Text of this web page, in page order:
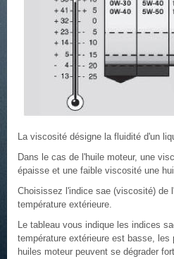
La viscosité désigne la fluidité d'un
Dans le cas de l'huile moteur, une
épaisse et une faible viscosité une
Choisissez l'indice sae (viscosité) de
température extérieure.
Le tableau vous indique les indices
température extérieure est basse, les
huiles moteur peuvent se dégrader